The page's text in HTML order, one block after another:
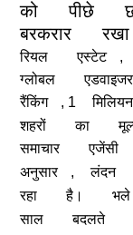
को
पीछे
बरकरार
रियल एस्टेट ,
ग्लोबल
एडवाइजर
रैंकिंग
, 1 मिलियन
शहरों
का
समाचार
एजेंसी
अनुसार
, लंदन
रहा
है। भले
साल
बदलते